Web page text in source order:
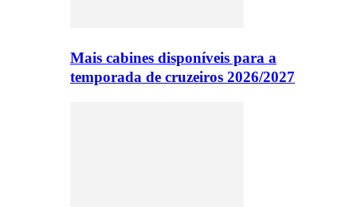
Mais cabines disponíveis para a
temporada de cruzeiros 2026/2027